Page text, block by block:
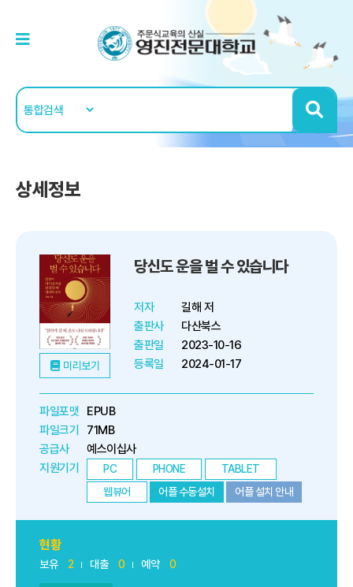
상세정보
미리보기
당신도 운을 벌 수 있습니다
저자
길해 저
출판사
다산북스
출판일
2023-10-16
등록일
2024-01-17
파일포맷
EPUB
파일크기
71MB
공급사
예스이십사
지원기기
PC PHONE
TABLET
웹뷰어
어플 수동설치 어플 설치 안내
현황
보유 2 대출 0 예약 0